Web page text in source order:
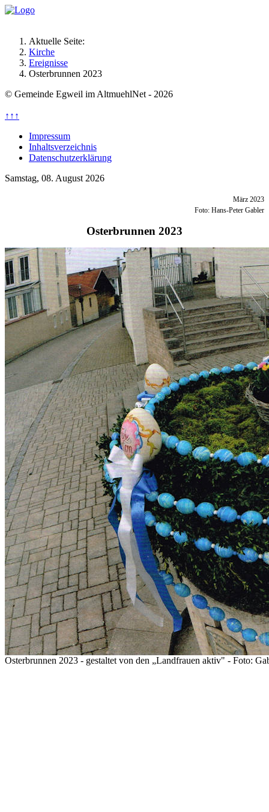
Aktuelle Seite:
Kirche
Ereignisse
Osterbrunnen 2023
© Gemeinde Egweil im AltmuehlNet - 2026
↑↑↑
Impressum
Inhaltsverzeichnis
Datenschutzerklärung
Samstag, 08. August 2026
März 2023
Foto: Hans-Peter Gabler
Osterbrunnen 2023
Osterbrunnen 2023 - gestaltet von den „Landfrauen aktiv" - Foto: